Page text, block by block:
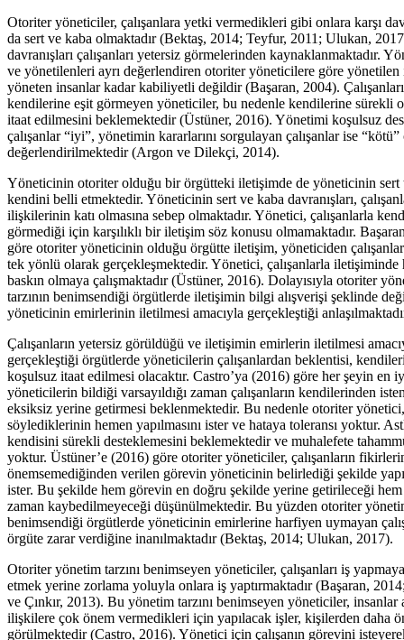
Otoriter yöneticiler, çalışanlara yetki vermedikleri gibi onlara karşı
da sert ve kaba olmaktadır (Bektaş, 2014; Teyfur, 2011; Ulukan,
davranışları çalışanları yetersiz görmelerinden kaynaklanmaktadır.
ve yönetilenleri ayrı değerlendiren otoriter yöneticilere göre yönetilen
yöneten insanlar kadar kabiliyetli değildir (Başaran, 2004). Çalışanları
kendilerine eşit görmeyen yöneticiler, bu nedenle kendilerine sürekli
itaat edilmesini beklemektedir (Üstüner, 2016). Yönetimi koşulsuz
çalışanlar “iyi”, yönetimin kararlarını sorgulayan çalışanlar ise
değerlendirilmektedir (Argon ve Dilekçi, 2014).
Yöneticinin otoriter olduğu bir örgütteki iletişimde de yöneticinin sert
kendini belli etmektedir. Yöneticinin sert ve kaba davranışları,
ilişkilerinin katı olmasına sebep olmaktadır. Yönetici, çalışanlarla
görmediği için karşılıklı bir iletişim söz konusu olmamaktadır.
göre otoriter yöneticinin olduğu örgütte iletişim, yöneticiden
tek yönlü olarak gerçekleşmektedir. Yönetici, çalışanlarla iletişiminde
baskın olmaya çalışmaktadır (Üstüner, 2016). Dolayısıyla otoriter
tarzının benimsendiği örgütlerde iletişimin bilgi alışverişi şeklinde
yöneticinin emirlerinin iletilmesi amacıyla gerçekleştiği
Çalışanların yetersiz görüldüğü ve iletişimin emirlerin iletilmesi
gerçekleştiği örgütlerde yöneticilerin çalışanlardan beklentisi,
koşulsuz itaat edilmesi olacaktır. Castro’ya (2016) göre her şeyin en
yöneticilerin bildiği varsayıldığı zaman çalışanların kendilerinden
eksiksiz yerine getirmesi beklenmektedir. Bu nedenle otoriter yönetici,
söylediklerinin hemen yapılmasını ister ve hataya toleransı yoktur.
kendisini sürekli desteklemesini beklemektedir ve muhalefete
yoktur. Üstüner’e (2016) göre otoriter yöneticiler, çalışanların
önemsemediğinden verilen görevin yöneticinin belirlediği şekilde
ister. Bu şekilde hem görevin en doğru şekilde yerine getirileceği
zaman kaybedilmeyeceği düşünülmektedir. Bu yüzden otoriter
benimsendiği örgütlerde yöneticinin emirlerine harfiyen uymayan
örgüte zarar verdiğine inanılmaktadır (Bektaş, 2014; Ulukan, 2017).
Otoriter yönetim tarzını benimseyen yöneticiler, çalışanları iş
etmek yerine zorlama yoluyla onlara iş yaptırmaktadır (Başaran,
ve Çınkır, 2013). Bu yönetim tarzını benimseyen yöneticiler, insanlar
ilişkilere çok önem vermedikleri için yapılacak işler, kişilerden daha
görülmektedir (Castro, 2016). Yönetici için çalışanın görevini